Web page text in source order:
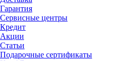
Гарантия
Сервисные центры
Кредит
Акции
Статьи
Подарочные сертификаты